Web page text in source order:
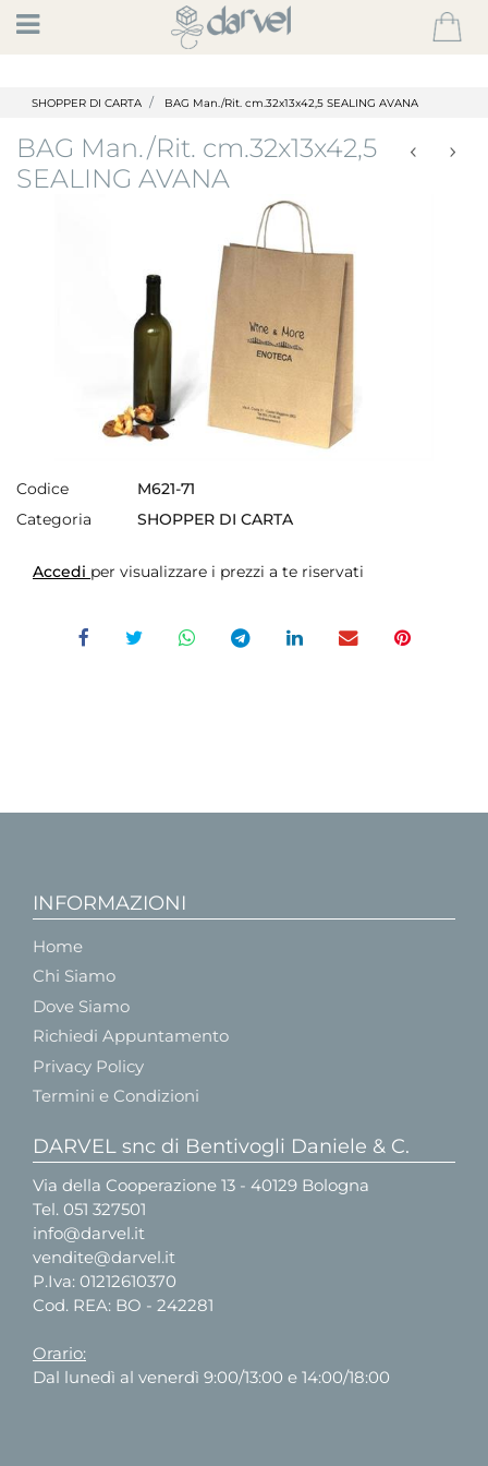
Open
SHOPPER DI CARTA BAG Man./Rit. cm.32x13x42,5 SEALING AVANA
BAG Man./Rit. cm.32x13x42,5
SEALING AVANA
Codice
M621-71
Categoria
SHOPPER DI CARTA
Accedi per visualizzare i prezzi a te riservati
INFORMAZIONI
Home
Chi Siamo
Dove Siamo
Richiedi Appuntamento
Privacy Policy
Termini e Condizioni
DARVEL snc di Bentivogli Daniele & C.
Via della Cooperazione 13 - 40129 Bologna
Tel. 051 327501
info@darvel.it
vendite@darvel.it
P.Iva: 01212610370
Cod. REA: BO - 242281
Orario:
Dal lunedì al venerdì 9:00/13:00 e 14:00/18:00